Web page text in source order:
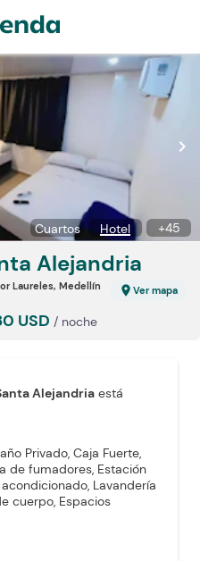
chevron_right
Hotel
Cuartos +45
Alejandria
Laureles, Medellín location_on Ver mapa
USD / noche
Alejandria está
Privado, Caja Fuerte,
de fumadores, Estación
Lavandería
cuerpo, Espacios